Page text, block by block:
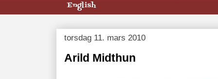
English
torsdag 11. mars 2010
Arild Midthun